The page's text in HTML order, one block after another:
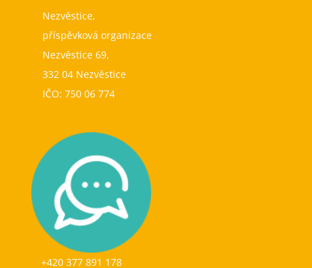
Nezvěstice,
příspěvková organizace
Nezvěstice 69,
332 04 Nezvěstice
IČO: 750 06 774
+420 377 891 178